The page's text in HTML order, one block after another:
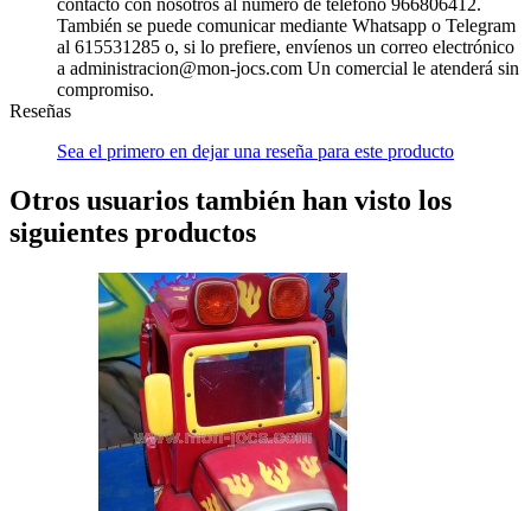
También se puede comunicar mediante Whatsapp o Telegram
al 615531285 o, si lo prefiere, envíenos un correo electrónico
a administracion@mon-jocs.com Un comercial le atenderá sin
compromiso.
Reseñas
Sea el primero en dejar una reseña para este producto
Otros usuarios también han visto los
siguientes productos